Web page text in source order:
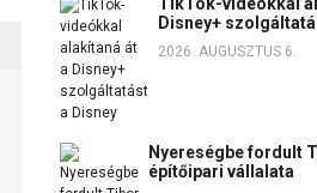
Disney+
2026. AUGUSZTUS 6.
Nyereségbe fordult
építőipari vállalata